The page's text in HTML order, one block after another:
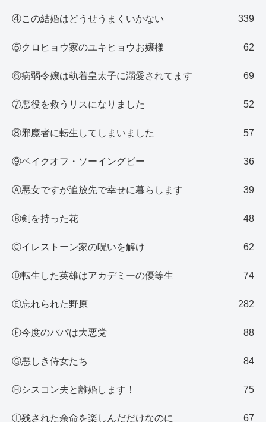
④この結婚はどうせうまくいかない 339
⑤クロヒョウ家のユキヒョウお嬢様 62
⑥病弱令嬢は執着皇太子に溺愛されてます 69
⑦悪役を救うリスになりました 52
⑧邪魔者に転生してしまいました 57
⑨ベイクオフ・ソーイングビー 36
Ⓐ悪女ですが追放先で幸せに暮らします 39
Ⓑ剣を持った花 48
Ⓒイレストーン家の呪いを解け 62
Ⓓ転生した英雄はアカデミーの優等生 74
Ⓔ忘れられた野原 282
Ⓕ今度のパパは大悪党 88
Ⓖ悪しき侍女たち 84
Ⓗシスコン夫と離婚します！ 75
Ⓘ残された余命を楽しんだだけなのに 67